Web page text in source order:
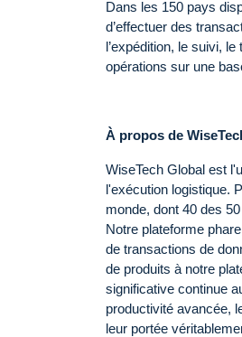
Dans les 150 pays
d’effectuer des
l’expédition, le suivi,
opérations sur une
À propos de
WiseTech Global est
l'exécution logistique.
monde, dont 40 des
Notre plateforme
de transactions de
de produits à notre
significative continue
productivité avancée,
leur portée